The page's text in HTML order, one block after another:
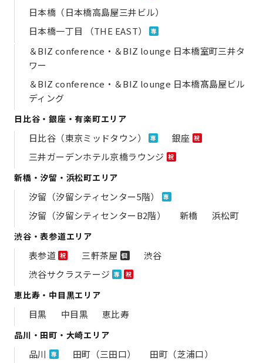
日本橋（日本橋高島屋三井ビル）
日本橋一丁目 （THE EAST）
専
＆BIZ conference・＆BIZ lounge 日本橋室町三井タ
ワー
＆BIZ conference・＆BIZ lounge 日本橋髙島屋ビル
ディング
日比谷・銀座・有楽町エリア
日比谷（東京ミッドタウン） 専 銀座 祝
三井ガーデンホテル京橋ラウンジ 祝
新橋・汐留・浜松町エリア
汐留（汐留シティセンター5階） 専
汐留（汐留シティセンターB2階） 新橋 浜松町
渋谷・表参道エリア
表参道 祝 三軒茶屋 個
渋谷
渋谷サクラステージ 専 祝
恵比寿・中目黒エリア
目黒 中目黒 恵比寿
品川・田町・大崎エリア
品川 専 田町（三田口）
田町（芝浦口）